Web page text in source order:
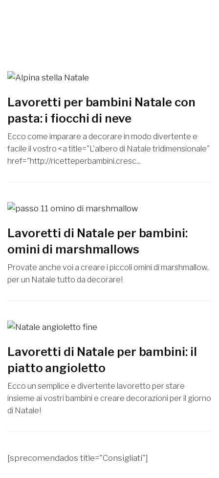
Lavoretti per bambini Natale con
pasta: i fiocchi di neve
Ecco come imparare a decorare in modo divertente e
facile il vostro <a title="L'albero di Natale tridimensionale"
href="http://ricetteperbambini.cresc...
Lavoretti di Natale per bambini:
omini di marshmallows
Provate anche voi a creare i piccoli omini di marshmallow,
per un Natale tutto da decorare!
Lavoretti di Natale per bambini: il
piatto angioletto
Ecco un semplice e divertente lavoretto per stare
insieme ai vostri bambini e creare decorazioni per il giorno
di Natale!
[sprecomendados title="Consigliati"]